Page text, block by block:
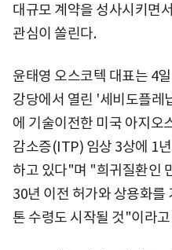
대규모 계약을 성사시키면
관심이 쏠린다.
윤태영 오스코텍 대표는 4
강당에서 열린 '세비도플레
에 기술이전한 미국 아지오
감소증(ITP) 임상 3상에 1
하고 있다"며 "희귀질환인
30년 이전 허가와 상용화
톤 수령도 시작될 것"이라